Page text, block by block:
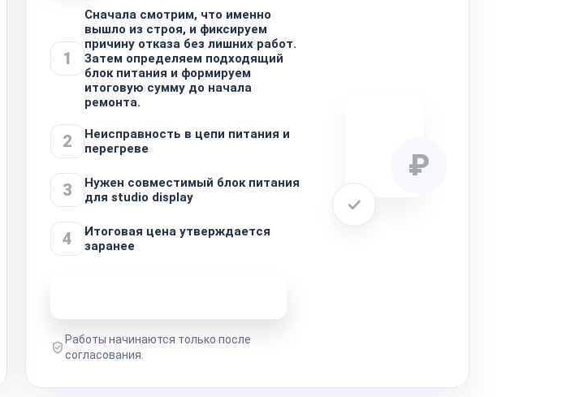
1
Сначала смотрим, что именно
вышло из строя, и фиксируем
причину отказа без лишних работ.
Затем определяем подходящий
блок питания и формируем
итоговую сумму до начала
ремонта.
2
Неисправность в цепи питания и
перегреве
3
Нужен совместимый блок питания
для studio display
4
Итоговая цена утверждается
заранее
Работы начинаются только после
согласования.
₽